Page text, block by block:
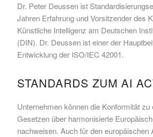
Dr. Peter Deussen ist
Jahren Erfahrung und Vorsitzender des
Künstliche Intelligenz am Deutschen
(DIN). Dr. Deussen ist einer der
Entwicklung der ISO/IEC 42001.
STANDARDS ZUM AI
Unternehmen können die Konformität zu
Gesetzen über harmonisierte
nachweisen. Auch für den europäischen